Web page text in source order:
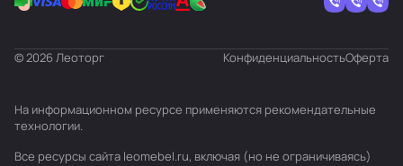
© 2026 Леоторг КонфиденциальностьОферта
На информационном ресурсе применяются рекомендательные
технологии.
Все ресурсы сайта leomebel.ru, включая (но не ограничиваясь)